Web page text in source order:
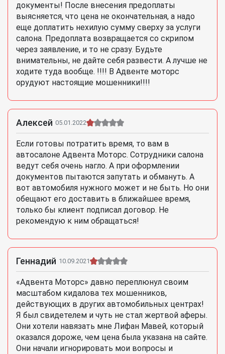
документы! После внесения предоплаты
выясняется, что цена не окончательная, а надо
еще доплатить нехилую сумму сверху за услуги
салона. Предоплата возвращается со скрипом
через заявление, и то не сразу. Будьте
внимательны, не дайте себя развести. А лучше не
ходите туда вообще. !!!! В Адвенте моторс
орудуют настоящие мошенники!!!!
Алексей 05.01.2022
Если готовы потратить время, то вам в
автосалоне Адвента Моторс. Сотрудники салона
ведут себя очень нагло. А при оформлении
документов пытаются запутать и обмануть. А
вот автомобиля нужного может и не быть. Но они
обещают его доставить в ближайшее время,
только бы клиент подписал договор. Не
рекомендую к ним обращаться!
Геннадий 10.09.2021
«Адвента Моторс» давно переплюнул своим
масштабом кидалова тех мошенников,
действующих в других автомобильных центрах!
Я был свидетелем и чуть не стал жертвой аферы.
Они хотели навязать мне Лифан Мавей, который
оказался дороже, чем цена была указана на сайте.
Они начали игнорировать мои вопросы и